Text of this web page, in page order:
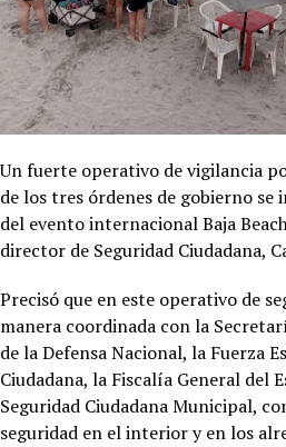
Un fuerte operativo de vigilancia
de los tres órdenes de gobierno
del evento internacional Baja
director de Seguridad Ciudadana,
Precisó que en este operativo de
manera coordinada con la
de la Defensa Nacional, la Fuerza
Ciudadana, la Fiscalía General del
Seguridad Ciudadana Municipal,
seguridad en el interior y en los